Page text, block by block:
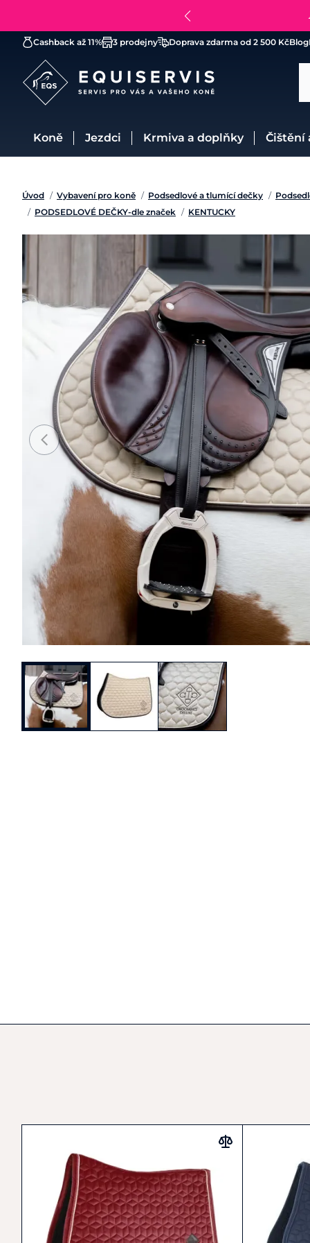
Cashback až 11% 3 prodejny Doprava zdarma od 2 500 KčBlog
Koně Jezdci Krmiva a doplňky
Úvod / Vybavení pro koně / Podsedlové a tlumící dečky /
/ PODSEDLOVÉ DEČKY-dle značek / KENTUCKY